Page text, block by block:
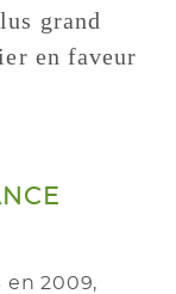
grand
en faveur
en 2009,